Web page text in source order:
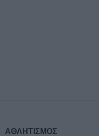
ΑΘΛΗΤΙΣΜΟΣ